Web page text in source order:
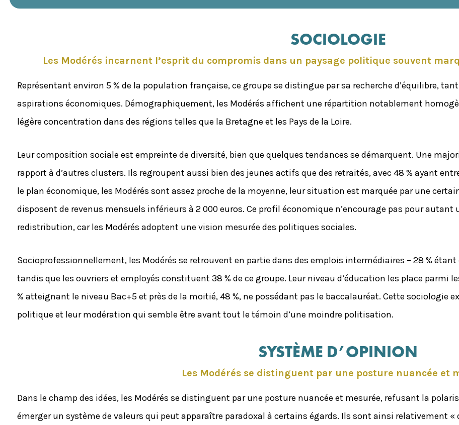
SOCIOLOGIE
Les Modérés incarnent l’esprit du compromis dans un paysage politique souvent
Représentant environ 5 % de la population française, ce groupe se distingue par sa recherche d’équilibre,
aspirations économiques. Démographiquement, les Modérés affichent une répartition notablement
légère concentration dans des régions telles que la Bretagne et les Pays de la Loire.
Leur composition sociale est empreinte de diversité, bien que quelques tendances se démarquent. Une
rapport à d’autres clusters. Ils regroupent aussi bien des jeunes actifs que des retraités, avec 48 % ayant
le plan économique, les Modérés sont assez proche de la moyenne, leur situation est marquée par une
disposent de revenus mensuels inférieurs à 2 000 euros. Ce profil économique n’encourage pas pour
redistribution, car les Modérés adoptent une vision mesurée des politiques sociales.
Socioprofessionnellement, les Modérés se retrouvent en partie dans des emplois intermédiaires – 28 %
tandis que les ouvriers et employés constituent 38 % de ce groupe. Leur niveau d’éducation les place parmi
% atteignant le niveau Bac+5 et près de la moitié, 48 %, ne possédant pas le baccalauréat. Cette sociologie
politique et leur modération qui semble être avant tout le témoin d’une moindre politisation.
SYSTÈME D’OPINION
Les Modérés se distinguent par une posture nuancée et
Dans le champ des idées, les Modérés se distinguent par une posture nuancée et mesurée, refusant la
émerger un système de valeurs qui peut apparaître paradoxal à certains égards. Ils sont ainsi relativement